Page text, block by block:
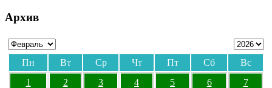
Архив
Пн Вт Ср Чт Пт Сб
Вс
1
2 3 4 5 6 7